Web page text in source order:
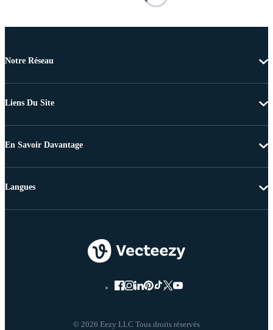
Notre Réseau
Liens Du Site
En Savoir Davantage
© 2026 Eezy LLC Tous droits réservés
Langues